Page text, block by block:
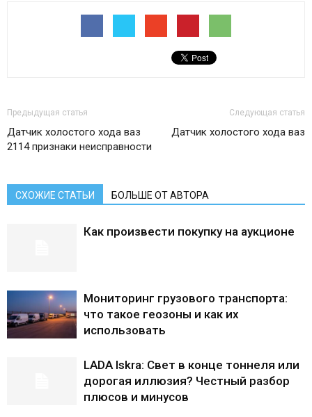
Предыдущая статья
Датчик холостого хода ваз
2114 признаки неисправности
Следующая статья
Датчик холостого хода ваз
СХОЖИЕ СТАТЬИ БОЛЬШЕ ОТ АВТОРА
Как произвести покупку на аукционе
Мониторинг грузового транспорта:
что такое геозоны и как их
использовать
LADA Iskra: Свет в конце тоннеля или
дорогая иллюзия? Честный разбор
плюсов и минусов